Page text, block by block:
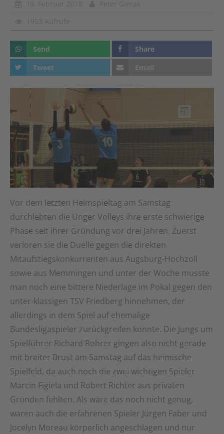
Send
Share
Tweet
Email
Vor dem letzten Heimspieltag am Samstag
durchlebten die Unger Volleys ihre erste schwierige
Phase seit ihrer Gründung vor drei Jahren. Zuerst
verloren sie die Duelle gegen die direkten
Mitaufstiegskonkurrenten aus Augsburg-Hochzoll
sowie aus Memmingen und unter der Woche musste
man noch eine bittere Niederlage im Pokal gegen den
unter-klassigen TSV Friedberg hinnehmen, der
allerdings in dem Spiel auf ehemalige
Bundesligaspieler zurückgreifen konnte. Die Jungs um
Spielführer Richard Rohrer gingen also nicht gerade
mit breiter Brust am Samstag auf das heimische
Spielfeld, da auch noch die zwei wichtigen Spieler
Marcin Figiela und Robert Richter aus privaten
Gründen fehlten. Als wäre das noch nicht genug,
waren auch die erfahrenen Spieler Jürgen Faber und
Jocelyn Moreau körperlich angeschlagen und nur